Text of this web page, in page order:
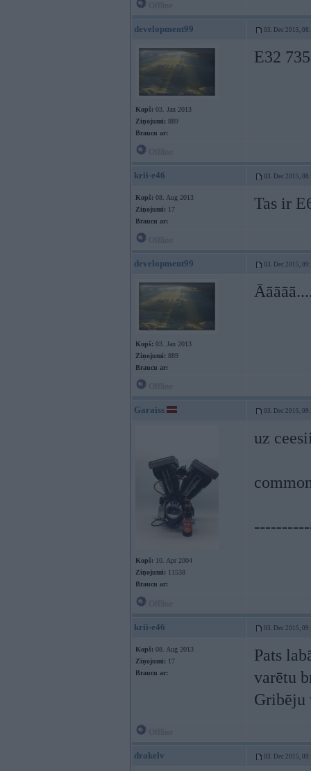
development99 03. Dec 2015,
Kopš: 03. Jan 2013
Ziņojumi: 889
Braucu ar:
E32
krii-e46 03. Dec 2015,
Kopš: 08. Aug 2013
Ziņojumi: 17
Braucu ar:
Tas ir
development99 03. Dec 2015,
Kopš: 03. Jan 2013
Ziņojumi: 889
Braucu ar:
Garaiss 03. Dec 2015,
Kopš: 10. Apr 2004
Ziņojumi: 11538
Braucu ar:
uz
krii-e46 03. Dec 2015,
Kopš: 08. Aug 2013
Ziņojumi: 17
Braucu ar:
Pats
varētu
Gribēju
drakelv 03. Dec 2015,